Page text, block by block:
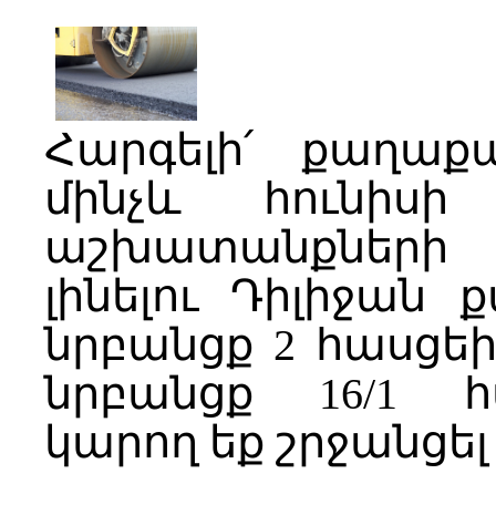
Հարգելի՛
մինչև
լինելու Դիլիջան
նրբանցք 2
նրբանցք 16/1
կարող եք